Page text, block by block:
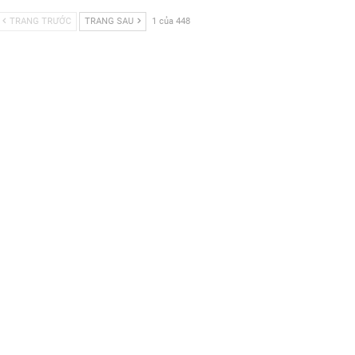
TRANG TRƯỚC TRANG SAU 1 của 448